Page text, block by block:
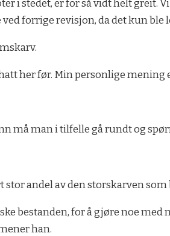
i stedet, er for så vidt helt greit.
forrige revisjon, da det kun ble
her før. Min personlige mening
må man i tilfelle gå rundt og
andel av den storskarven som
bestanden, for å gjøre noe
han.